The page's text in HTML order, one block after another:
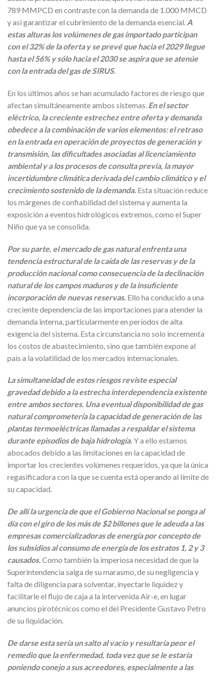
789 MMPCD en contraste con la demanda de 1.000 MMCD
y así garantizar el cubrimiento de la demanda esencial. A
estas alturas los volúmenes de gas importado participan
con el 32% de la oferta y se prevé que hacia el 2029 llegue
hasta el 56% y sólo hacia el 2030 se aspira que se atenúe
con la entrada del gas de SIRUS.
En los últimos años se han acumulado factores de riesgo que
afectan simultáneamente ambos sistemas. En el sector
eléctrico, la creciente estrechez entre oferta y demanda
obedece a la combinación de varios elementos: el retraso
en la entrada en operación de proyectos de generación y
transmisión, las dificultades asociadas al licenciamiento
ambiental y a los procesos de consulta previa, la mayor
incertidumbre climática derivada del cambio climático y el
crecimiento sostenido de la demanda. Esta situación reduce
los márgenes de confiabilidad del sistema y aumenta la
exposición a eventos hidrológicos extremos, como el Super
Niño que ya se consolida.
Por su parte, el mercado de gas natural enfrenta una
tendencia estructural de la caída de las reservas y de la
producción nacional como consecuencia de la declinación
natural de los campos maduros y de la insuficiente
incorporación de nuevas reservas. Ello ha conducido a una
creciente dependencia de las importaciones para atender la
demanda interna, particularmente en períodos de alta
exigencia del sistema. Esta circunstancia no solo incrementa
los costos de abastecimiento, sino que también expone al
país a la volatilidad de los mercados internacionales.
La simultaneidad de estos riesgos reviste especial
gravedad debido a la estrecha interdependencia existente
entre ambos sectores. Una eventual disponibilidad de gas
natural comprometería la capacidad de generación de las
plantas termoeléctricas llamadas a respaldar el sistema
durante episodios de baja hidrología.Y a ello estamos
abocados debido a las limitaciones en la capacidad de
importar los crecientes volúmenes requeridos, ya que la única
regasificadora con la que se cuenta está operando al límite de
su capacidad.
De allí la urgencia de que el Gobierno Nacional se ponga al
día con el giro de los más de $2 billones que le adeuda a las
empresas comercializadoras de energía por concepto de
los subsidios al consumo de energía de los estratos 1, 2 y 3
causados.Como también la imperiosa necesidad de que la
Superintendencia salga de su marasmo, de su negligencia y
falta de diligencia para solventar, inyectarle liquidez y
facilitarle el flujo de caja a la intervenida Air-e, en lugar
anuncios pirotécnicos como el del Presidente Gustavo Petro
de su liquidación.
De darse esta sería un salto al vacío y resultaría peor el
remedio que la enfermedad, toda vez que se le estaría
poniendo conejo a sus acreedores, especialmente a las